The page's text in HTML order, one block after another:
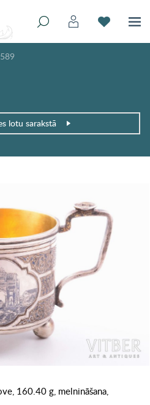
lotu sarakstā
160.40 g, melnināšana,